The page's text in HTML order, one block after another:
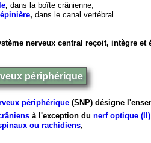
,dans la boîte crânienne,
,dans le canal vertébral.
nerveux central reçoit, intègre et
périphérique
périphérique (SNP) désigne
à l'exception du nerf optique (II)
ou rachidiens,